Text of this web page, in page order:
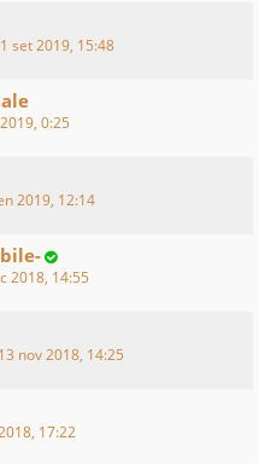
set 2019, 15:48
0:25
2019, 12:14
2018, 14:55
nov 2018, 14:25
17:22